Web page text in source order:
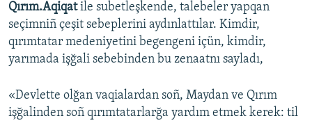
Qırım.Aqiqatile subetleşkende, talebeler yapqan
seçimniñ çeşit sebeplerini aydınlattılar. Kimdir,
qırımtatar medeniyetini begengeni içün, kimdir,
yarımada işğali sebebinden bu zenaatnı sayladı,
«Devlette olğan vaqialardan soñ, Maydan ve Qırım
işğalinden soñ qırımtatarlarğa yardım etmek kerek: til